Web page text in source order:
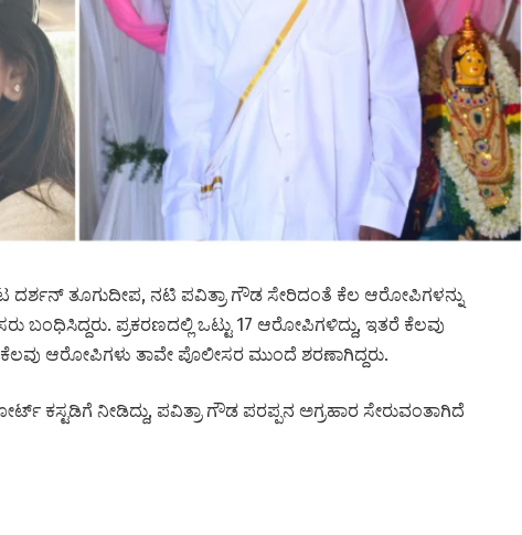
ದರ್ಶನ್ ತೂಗುದೀಪ, ನಟಿ ಪವಿತ್ರಾ ಗೌಡ ಸೇರಿದಂತೆ ಕೆಲ ಆರೋಪಿಗಳನ್ನು
ಬಂಧಿಸಿದ್ದರು. ಪ್ರಕರಣದಲ್ಲಿ ಒಟ್ಟು 17 ಆರೋಪಿಗಳಿದ್ದು, ಇತರೆ ಕೆಲವು
ಆರೋಪಿಗಳು ತಾವೇ ಪೊಲೀಸರ ಮುಂದೆ ಶರಣಾಗಿದ್ದರು.
ನೀಡಿದ್ದು, ಪವಿತ್ರಾ ಗೌಡ ಪರಪ್ಪನ ಅಗ್ರಹಾರ ಸೇರುವಂತಾಗಿದೆ